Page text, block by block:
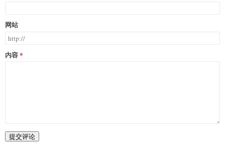
网站
内容
提交评论